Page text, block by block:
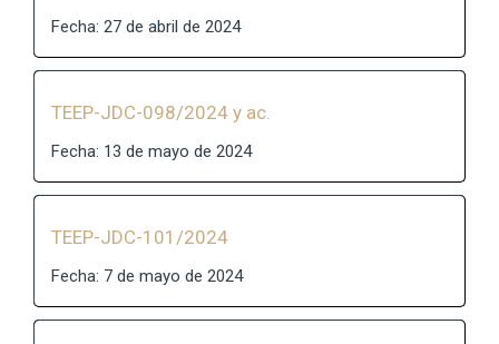
Fecha: 27 de abril de 2024
TEEP-JDC-098/2024 y ac.
Fecha: 13 de mayo de 2024
TEEP-JDC-101/2024
Fecha: 7 de mayo de 2024